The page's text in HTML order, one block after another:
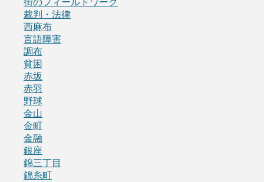
街のフィールドワーク
裁判・法律
西麻布
言語障害
調布
貧困
赤坂
赤羽
野球
金山
金町
金融
銀座
錦三丁目
錦糸町